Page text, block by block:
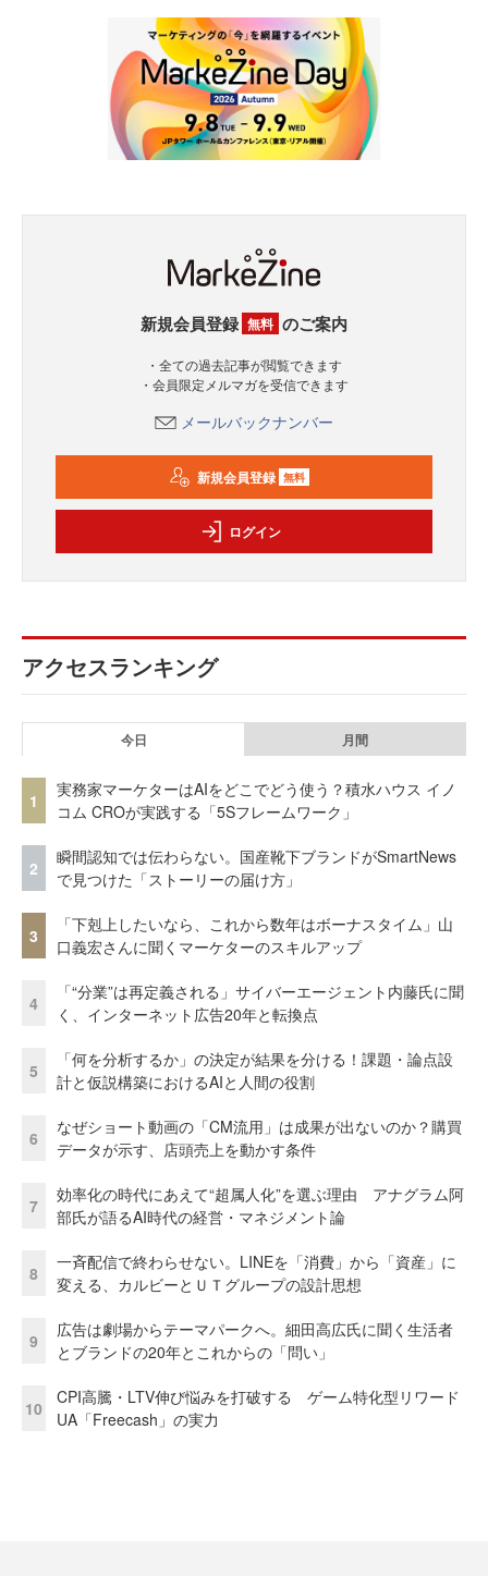
新規会員登録 無料 のご案内
・全ての過去記事が閲覧できます
・会員限定メルマガを受信できます
メールバックナンバー
新規会員登録 無料
ログイン
アクセスランキング
今日 月間
1
実務家マーケターはAIをどこでどう使う？積水ハウス イノ
コム CROが実践する「5Sフレームワーク」
2
瞬間認知では伝わらない。国産靴下ブランドがSmartNews
で見つけた「ストーリーの届け方」
3
「下剋上したいなら、これから数年はボーナスタイム」山
口義宏さんに聞くマーケターのスキルアップ
4
「“分業”は再定義される」サイバーエージェント内藤氏に聞
く、インターネット広告20年と転換点
5
「何を分析するか」の決定が結果を分ける！課題・論点設
計と仮説構築におけるAIと人間の役割
6
なぜショート動画の「CM流用」は成果が出ないのか？購買
データが示す、店頭売上を動かす条件
7
効率化の時代にあえて“超属人化”を選ぶ理由 アナグラム阿
部氏が語るAI時代の経営・マネジメント論
8
一斉配信で終わらせない。LINEを「消費」から「資産」に
変える、カルビーとＵＴグループの設計思想
9
広告は劇場からテーマパークへ。細田高広氏に聞く生活者
とブランドの20年とこれからの「問い」
10
CPI高騰・LTV伸び悩みを打破する ゲーム特化型リワード
UA「Freecash」の実力